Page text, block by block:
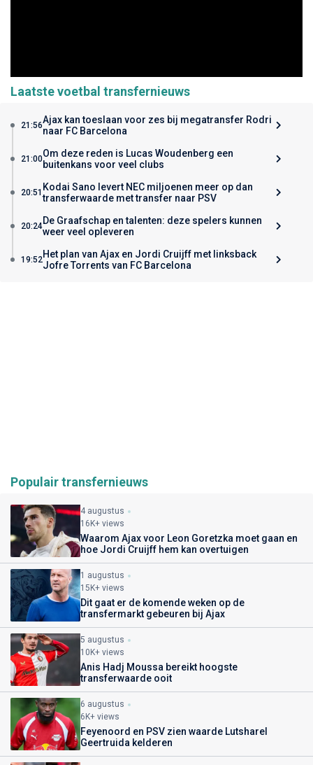
Laatste voetbal transfernieuws
21:56Ajax kan toeslaan voor zes bij megatransfer Rodri
naar FC Barcelona
21:00Om deze reden is Lucas Woudenberg een
buitenkans voor veel clubs
20:51 Kodai Sano levert NEC miljoenen meer op dan
transferwaarde met transfer naar PSV
20:24De Graafschap en talenten: deze spelers kunnen
weer veel opleveren
19:52Het plan van Ajax en Jordi Cruijff met linksback
Jofre Torrents van FC Barcelona
Populair transfernieuws
4 augustus
16K+ views
Waarom Ajax voor Leon Goretzka moet gaan en
hoe Jordi Cruijff hem kan overtuigen
1 augustus
15K+ views
Dit gaat er de komende weken op de
transfermarkt gebeuren bij Ajax
5 augustus
10K+ views
Anis Hadj Moussa bereikt hoogste
transferwaarde ooit
6 augustus
6K+ views
Feyenoord en PSV zien waarde Lutsharel
Geertruida kelderen